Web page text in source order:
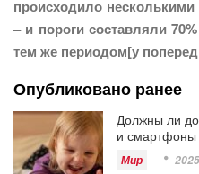
происходило
– и пороги составляли
тем же периодом[у
Опубликовано ранее
Должны ли
и смартфоны
Мир